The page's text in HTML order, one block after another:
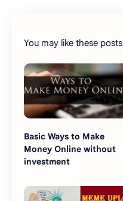
You may like these posts
Basic Ways to Make
Money Online without
investment